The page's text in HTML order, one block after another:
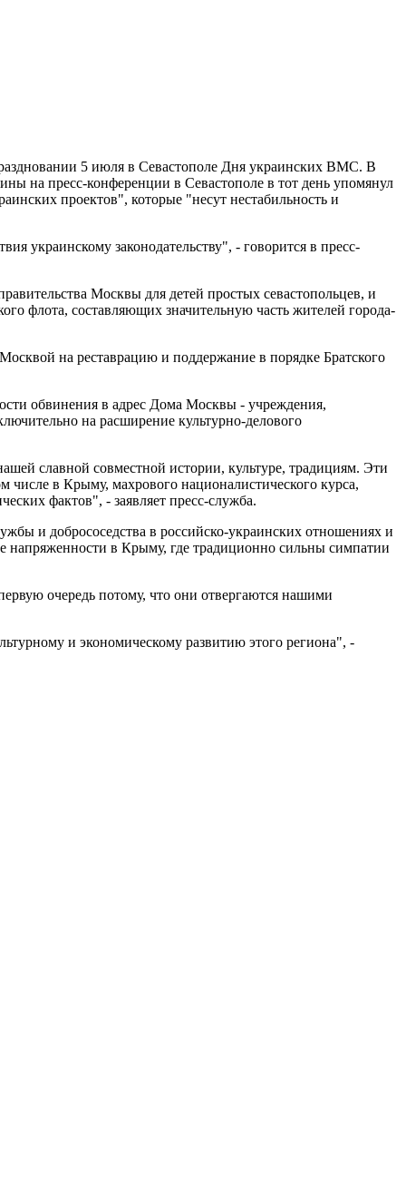
5 июля в Севастополе Дня украинских ВМС. В
на пресс-конференции в Севастополе в тот день упомянул
проектов", которые "несут нестабильность и
украинскому законодательству", - говорится в пресс-
Москвы для детей простых севастопольцев, и
флота, составляющих значительную часть жителей города-
на реставрацию и поддержание в порядке Братского
обвинения в адрес Дома Москвы - учреждения,
на расширение культурно-делового
славной совместной истории, культуре, традициям. Эти
в Крыму, махрового националистического курса,
фактов", - заявляет пресс-служба.
и добрососедства в российско-украинских отношениях и
напряженности в Крыму, где традиционно сильны симпатии
очередь потому, что они отвергаются нашими
и экономическому развитию этого региона", -